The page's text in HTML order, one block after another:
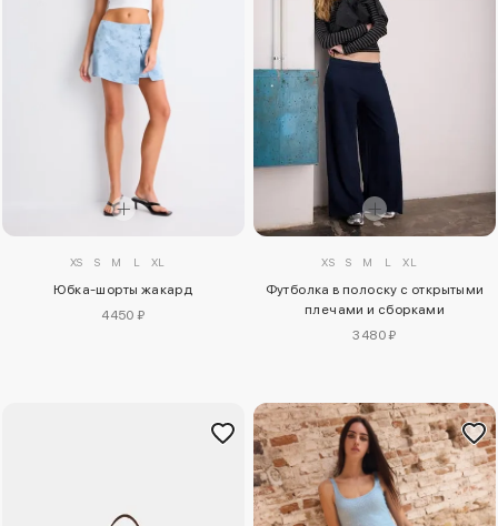
XS S M L XL
Юбка-шорты жакард
4450 ₽
XS S M L XL
Футболка в полоску с открытыми
плечами и сборками
3480 ₽